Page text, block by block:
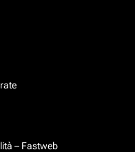
– Fastweb